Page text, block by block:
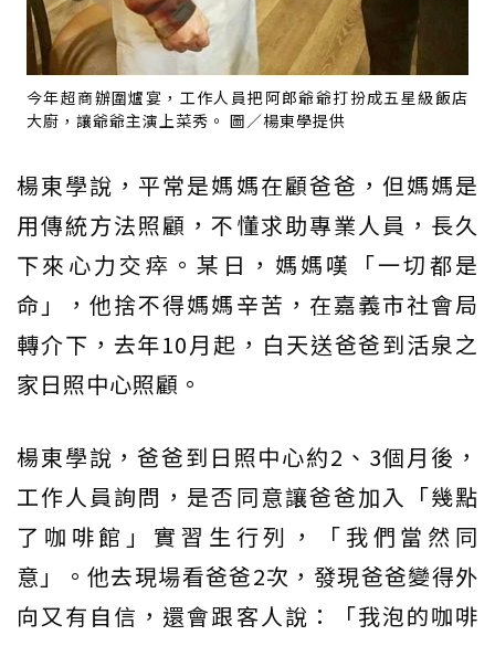
今年超商辦圍爐宴，工作人員把阿郎爺爺打扮成五星級飯店
大廚，讓爺爺主演上菜秀。 圖／楊東學提供
楊東學說，平常是媽媽在顧爸爸，但媽媽是
用傳統方法照顧，不懂求助專業人員，長久
下來心力交瘁。某日，媽媽嘆「一切都是
命」，他捨不得媽媽辛苦，在嘉義市社會局
轉介下，去年10月起，白天送爸爸到活泉之
家日照中心照顧。
楊東學說，爸爸到日照中心約2、3個月後，
工作人員詢問，是否同意讓爸爸加入「幾點
了咖啡館」實習生行列，「我們當然同
意」。他去現場看爸爸2次，發現爸爸變得外
向又有自信，還會跟客人說：「我泡的咖啡